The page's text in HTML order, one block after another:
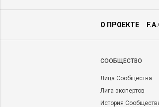
О ПРОЕКТЕ
CООБЩЕСТВО
Лица Сообщества
Лига экспертов
История